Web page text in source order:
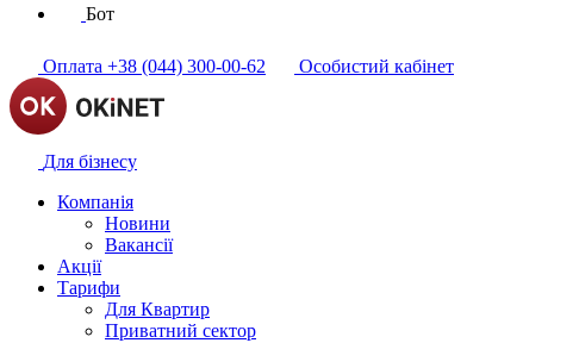
Бот
Оплата +38 (044) 300-00-62 Особистий кабінет
Для бізнесу
Компанія
Новини
Вакансії
Акції
Тарифи
Для Квартир
Приватний сектор